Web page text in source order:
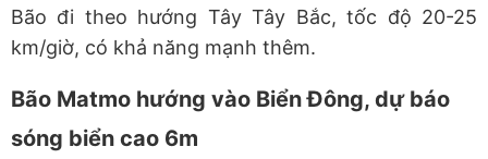
Bão đi theo hướng Tây Tây Bắc, tốc độ 20-25
km/giờ, có khả năng mạnh thêm.
Bão Matmo hướng vào Biển Đông, dự báo
sóng biển cao 6m